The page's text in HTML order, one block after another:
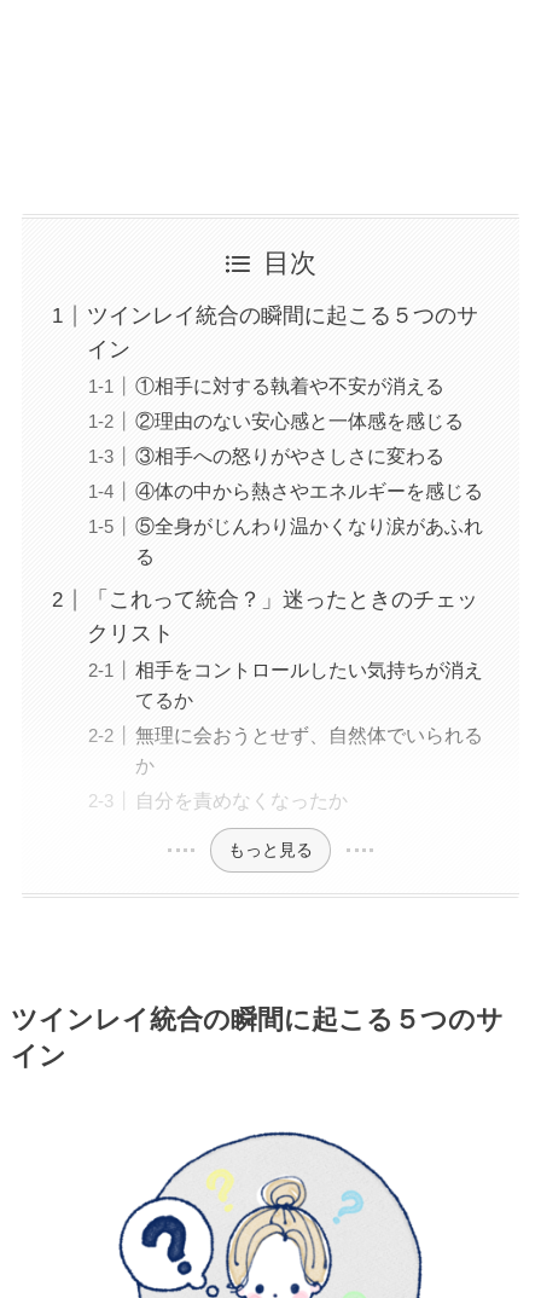
目次
ツインレイ統合の瞬間に起こる５つのサ
イン
①相手に対する執着や不安が消える
②理由のない安心感と一体感を感じる
③相手への怒りがやさしさに変わる
④体の中から熱さやエネルギーを感じる
⑤全身がじんわり温かくなり涙があふれ
る
「これって統合？」迷ったときのチェッ
クリスト
相手をコントロールしたい気持ちが消え
てるか
無理に会おうとせず、自然体でいられる
か
自分を責めなくなったか
もっと見る
ツインレイ統合の瞬間に起こる５つのサ
イン